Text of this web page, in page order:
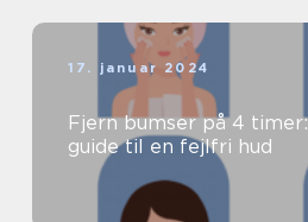
17. januar 2024
Fjern bumser på 4
guide til en fejlfri hud